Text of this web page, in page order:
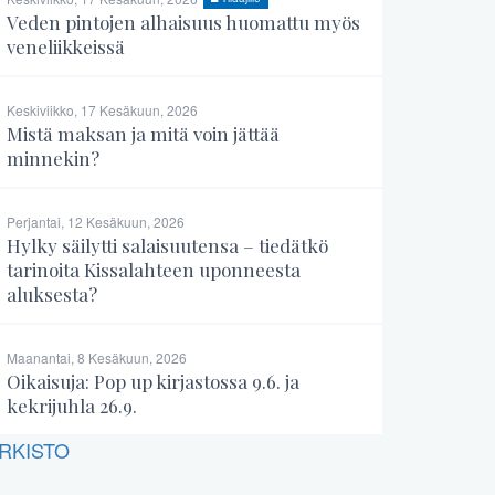
Veden pintojen alhaisuus huomattu myös
veneliikkeissä
Keskiviikko, 17 Kesäkuun, 2026
Mistä maksan ja mitä voin jättää
minnekin?
Perjantai, 12 Kesäkuun, 2026
Hylky säilytti salaisuutensa – tiedätkö
tarinoita Kissalahteen uponneesta
aluksesta?
Maanantai, 8 Kesäkuun, 2026
Oikaisuja: Pop up kirjastossa 9.6. ja
kekrijuhla 26.9.